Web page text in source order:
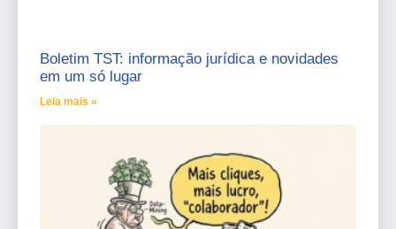
Boletim TST: informação jurídica e novidades
em um só lugar
Leia mais »